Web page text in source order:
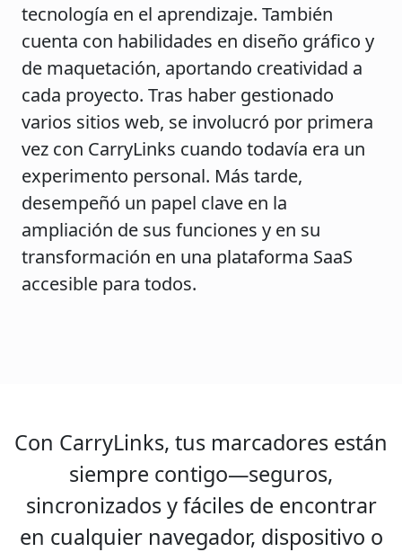
tecnología en el aprendizaje. También
cuenta con habilidades en diseño gráfico y
de maquetación, aportando creatividad a
cada proyecto. Tras haber gestionado
varios sitios web, se involucró por primera
vez con CarryLinks cuando todavía era un
experimento personal. Más tarde,
desempeñó un papel clave en la
ampliación de sus funciones y en su
transformación en una plataforma SaaS
accesible para todos.
Con CarryLinks, tus marcadores están
siempre contigo—seguros,
sincronizados y fáciles de encontrar
en cualquier navegador, dispositivo o